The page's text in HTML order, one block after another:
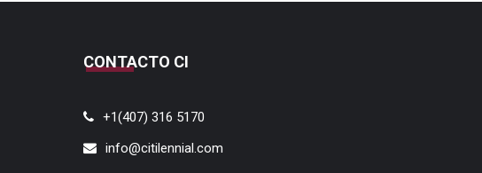
CONTACTO CI
+1(407) 316 5170
info@citilennial.com